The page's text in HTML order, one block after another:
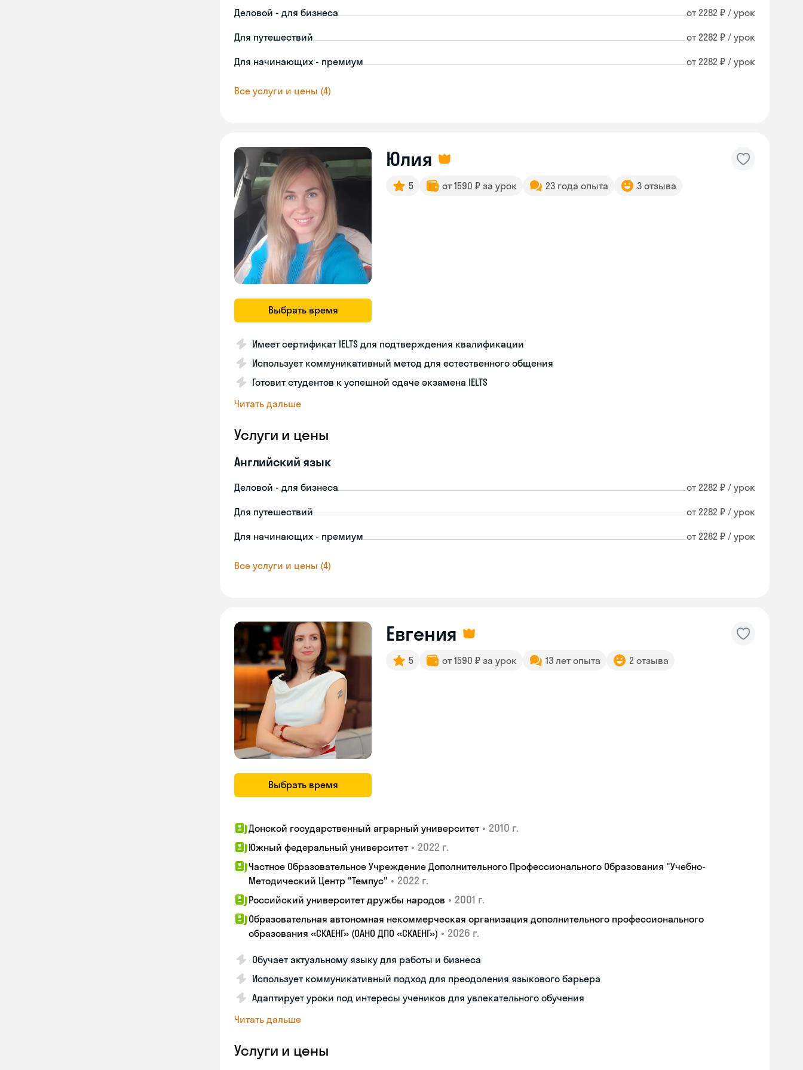
Деловой - для бизнеса от 2282 ₽ / урок
Для путешествий от 2282 ₽ / урок
Для начинающих - премиум от 2282 ₽ / урок
Все услуги и цены (4)
Выбрать время
Юлия
5 от 1590 ₽ за урок 23 года опыта 3 отзыва
Имеет сертификат IELTS для подтверждения квалификации
Использует коммуникативный метод для естественного общения
Готовит студентов к успешной сдаче экзамена IELTS
Читать дальше
Услуги и цены
Английский язык
Деловой - для бизнеса от 2282 ₽ / урок
Для путешествий от 2282 ₽ / урок
Для начинающих - премиум от 2282 ₽ / урок
Все услуги и цены (4)
Выбрать время
Евгения
5 от 1590 ₽ за урок 13 лет опыта 2 отзыва
Донской государственный аграрный университет • 2010 г.
Южный федеральный университет • 2022 г.
Частное Образовательное Учреждение Дополнительного Профессионального Образования "Учебно-
Методический Центр "Темпус" • 2022 г.
Российский университет дружбы народов • 2001 г.
Образовательная автономная некоммерческая организация дополнительного профессионального
образования «СКАЕНГ» (ОАНО ДПО «СКАЕНГ») • 2026 г.
Обучает актуальному языку для работы и бизнеса
Использует коммуникативный подход для преодоления языкового барьера
Адаптирует уроки под интересы учеников для увлекательного обучения
Читать дальше
Услуги и цены